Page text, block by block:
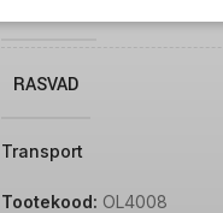
RASVAD
KÜLLASTUNUD RASVAD
Transport
Tootekood: OL4008